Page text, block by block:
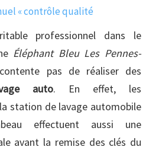
« contrôle qualité
professionnel dans le
Éléphant Bleu Les Pennes-
pas de réaliser des
auto. En effet, les
station de lavage automobile
effectuent aussi une
avant la remise des clés du